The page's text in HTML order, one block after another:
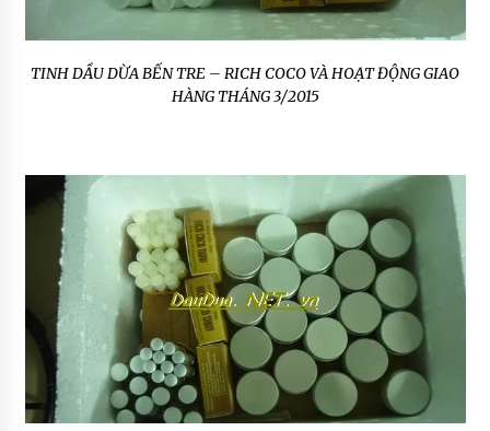
TINH DẦU DỪA BẾN TRE – RICH COCO VÀ HOẠT ĐỘNG GIAO
HÀNG THÁNG 3/2015